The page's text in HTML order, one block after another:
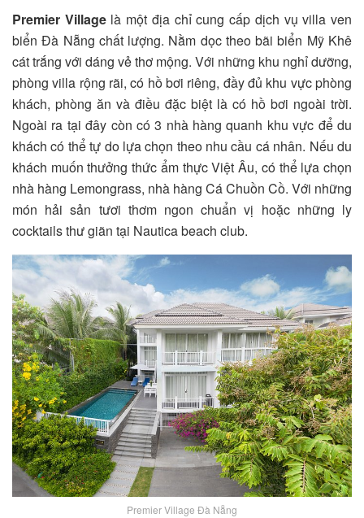
Premier Village là một địa chỉ cung cấp dịch vụ villa ven
biển Đà Nẵng chất lượng. Nằm dọc theo bãi biển Mỹ Khê
cát trắng với dáng vẻ thơ mộng. Với những khu nghỉ dưỡng,
phòng villa rộng rãi, có hồ bơi riêng, đầy đủ khu vực phòng
khách, phòng ăn và điều đặc biệt là có hồ bơi ngoài trời.
Ngoài ra tại đây còn có 3 nhà hàng quanh khu vực để du
khách có thể tự do lựa chọn theo nhu cầu cá nhân. Nếu du
khách muốn thưởng thức ẩm thực Việt Âu, có thể lựa chọn
nhà hàng Lemongrass, nhà hàng Cá Chuồn Cồ. Với những
món hải sản tươi thơm ngon chuẩn vị hoặc những ly
cocktails thư giãn tại Nautica beach club.
Premier Village Đà Nẵng